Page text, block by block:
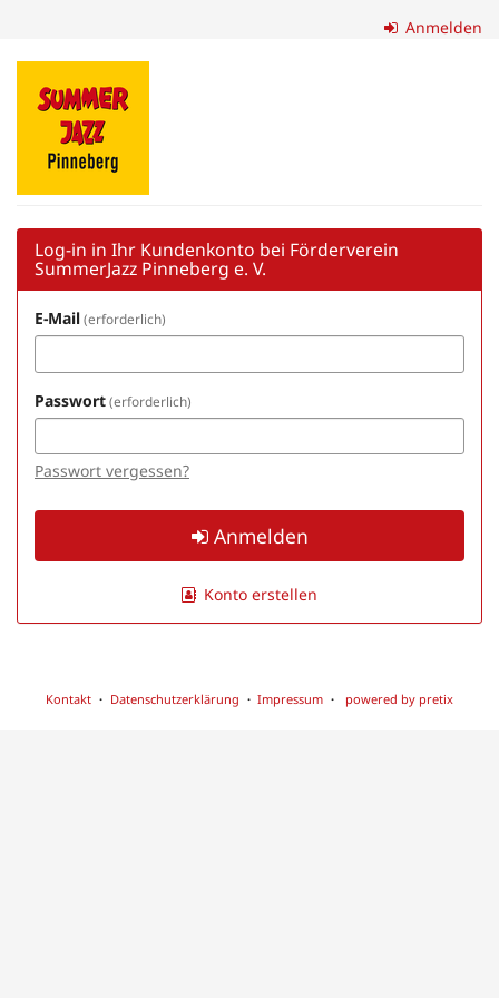
Inhalt
springen
Anmelden
Förderverein
SummerJazz
Pinneberg
e.
V.
Log-in in Ihr Kundenkonto bei Förderverein
SummerJazz Pinneberg e. V.
E-Mail erforderlich
Passwort erforderlich
Passwort vergessen?
Anmelden
Konto erstellen
Kontakt Datenschutzerklärung Impressum powered by pretix